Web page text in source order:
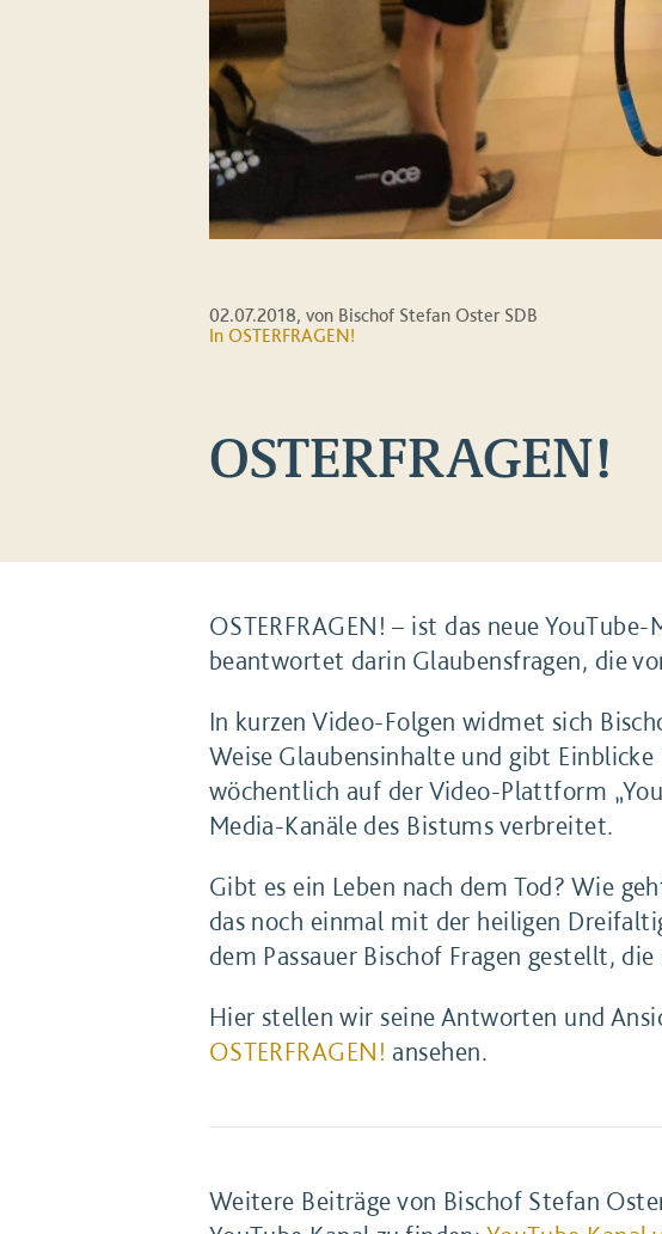
02.07.2018, von Bischof Stefan Oster SDB
In OSTERFRAGEN!
OSTERFRAGEN!
OSTERFRAGEN! – ist das neue
beantwortet darin Glaubensfragen, die
In kurzen Video-Folgen widmet sich
Weise Glaubensinhalte und gibt
wöchentlich auf der Video-Plattform
Media-Kanäle des Bistums verbreitet.
Gibt es ein Leben nach dem Tod? Wie
das noch einmal mit der heiligen
dem Passauer Bischof Fragen gestellt,
Hier stellen wir seine Antworten und
OSTERFRAGEN! ansehen.
Weitere Beiträge von Bischof Stefan